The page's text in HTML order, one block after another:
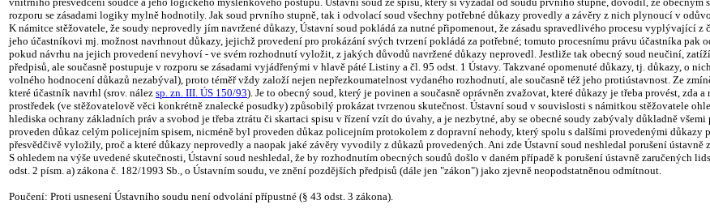
rozporu se zásadami logiky mylně hodnotily. Jak soud prvního stupně, tak i odvolací soud všechny potřebné důkazy provedly a závěry z nich plynoucí v
K námitce stěžovatele, že soudy neprovedly jím navržené důkazy, Ústavní soud pokládá za nutné připomenout, že zásadu spravedlivého procesu vyplývající
jeho účastníkovi mj. možnost navrhnout důkazy, jejichž provedení pro prokázání svých tvrzení pokládá za potřebné; tomuto procesnímu právu účastníka pak
pokud návrhu na jejich provedení nevyhoví - ve svém rozhodnutí vyložit, z jakých důvodů navržené důkazy neprovedl. Jestliže tak obecný soud neučiní,
předpisů, ale současně postupuje v rozporu se zásadami vyjádřenými v hlavě páté Listiny a čl. 95 odst. 1 Ústavy. Takzvané opomenuté důkazy, tj. důkazy, o
volného hodnocení důkazů nezabýval), proto téměř vždy založí nejen nepřezkoumatelnost vydaného rozhodnutí, ale současně též jeho protiústavnost. Ze
které účastník navrhl (srov. nález sp. zn. III. ÚS 150/93). Je to obecný soud, který je povinen a současně oprávněn zvažovat, které důkazy je třeba provést,
prostředek (ve stěžovatelově věci konkrétně znalecké posudky) způsobilý prokázat tvrzenou skutečnost. Ústavní soud v souvislosti s námitkou stěžovatele
hlediska ochrany základních práv a svobod je třeba ztrátu či skartaci spisu v řízení vzít do úvahy, a je nezbytné, aby se obecné soudy zabývaly důkladně
proveden důkaz celým policejním spisem, nicméně byl proveden důkaz policejním protokolem z dopravní nehody, který spolu s dalšími provedenými
přesvědčivě vyložily, proč a které důkazy neprovedly a naopak jaké závěry vyvodily z důkazů provedených. Ani zde Ústavní soud neshledal porušení ústavně
S ohledem na výše uvedené skutečnosti, Ústavní soud neshledal, že by rozhodnutím obecných soudů došlo v daném případě k porušení ústavně zaručených
odst. 2 písm. a) zákona č. 182/1993 Sb., o Ústavním soudu, ve znění pozdějších předpisů (dále jen "zákon") jako zjevně neopodstatněnou odmítnout.
Poučení: Proti usnesení Ústavního soudu není odvolání přípustné (§ 43 odst. 3 zákona).